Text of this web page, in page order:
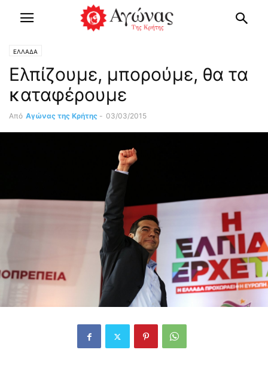
ΕΛΛΑΔΑ
Ελπίζουμε, μπορούμε, θα τα
καταφέρουμε
Από Αγώνας της Κρήτης - 03/03/2015